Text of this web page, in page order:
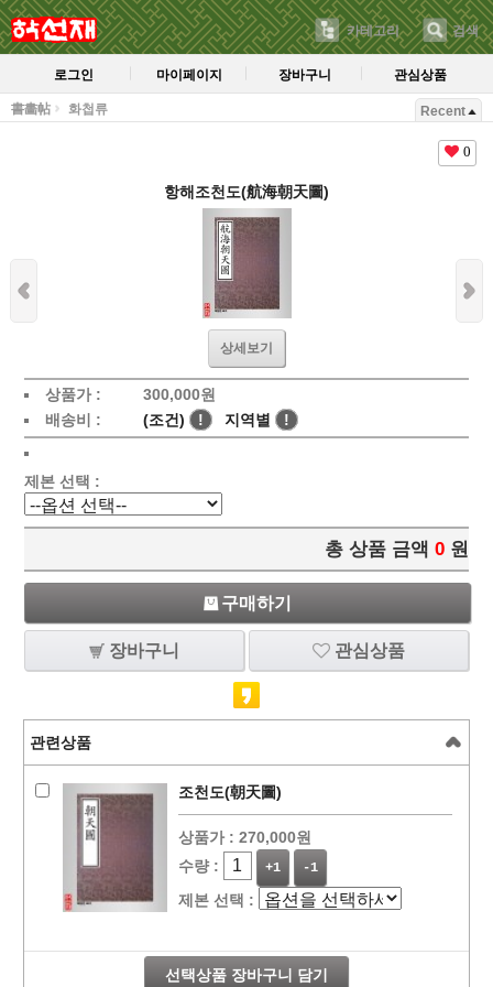
카테고리 검색
로그인 마이페이지 장바구니 관심상품
書畵帖 화첩류 Recent
0
항해조천도(航海朝天圖)
상세보기
상품가 : 300,000원
배송비 :
(조건) ! 지역별 !
제본 선택 :
총 상품 금액 0 원
구매하기
장바구니 관심상품
관련상품
조천도(朝天圖)
상품가 : 270,000원
수량 :
+1 -1
제본 선택 :
선택상품 장바구니 담기